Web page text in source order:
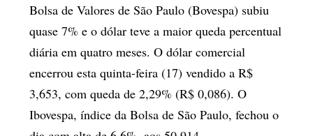
Bolsa de Valores de São Paulo (Bovespa) subiu
quase 7% e o dólar teve a maior queda percentual
diária em quatro meses. O dólar comercial
encerrou esta quinta-feira (17) vendido a R$
3,653, com queda de 2,29% (R$ 0,086). O
Ibovespa, índice da Bolsa de São Paulo, fechou o